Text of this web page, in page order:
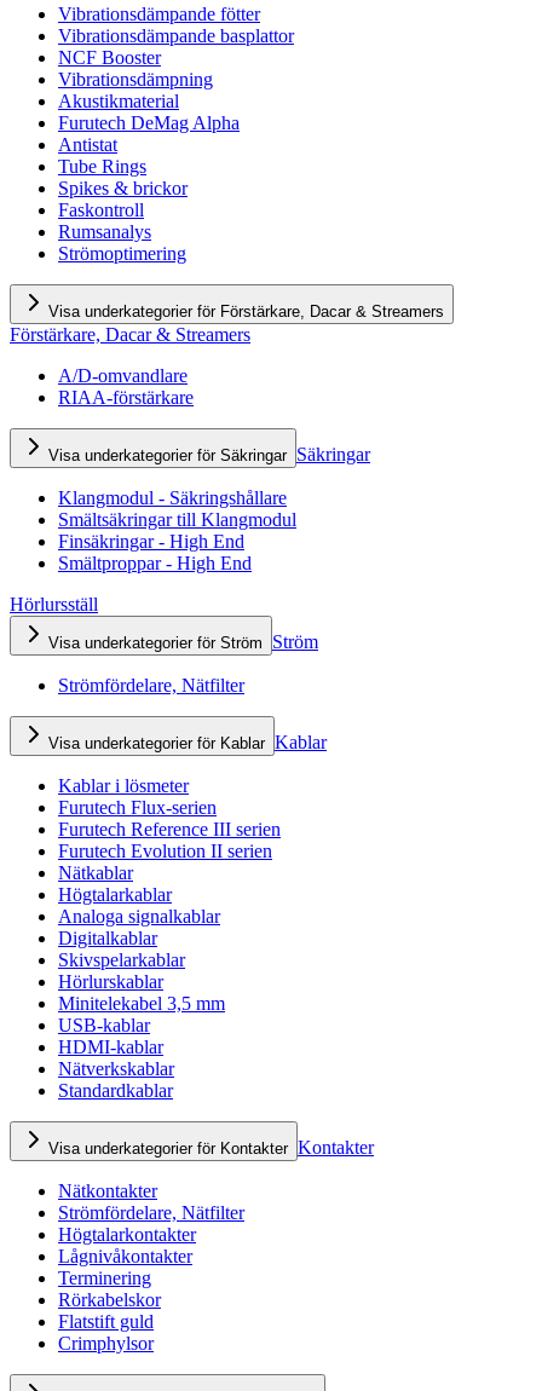
Vibrationsdämpande fötter
Vibrationsdämpande basplattor
NCF Booster
Vibrationsdämpning
Akustikmaterial
Furutech DeMag Alpha
Antistat
Tube Rings
Spikes & brickor
Faskontroll
Rumsanalys
Strömoptimering
Visa underkategorier för Förstärkare, Dacar & Streamers
Förstärkare, Dacar & Streamers
A/D-omvandlare
RIAA-förstärkare
Visa underkategorier för Säkringar Säkringar
Klangmodul - Säkringshållare
Smältsäkringar till Klangmodul
Finsäkringar - High End
Smältproppar - High End
Hörlursställ
Visa underkategorier för Ström Ström
Strömfördelare, Nätfilter
Visa underkategorier för Kablar Kablar
Kablar i lösmeter
Furutech Flux-serien
Furutech Reference III serien
Furutech Evolution II serien
Nätkablar
Högtalarkablar
Analoga signalkablar
Digitalkablar
Skivspelarkablar
Hörlurskablar
Minitelekabel 3,5 mm
USB-kablar
HDMI-kablar
Nätverkskablar
Standardkablar
Visa underkategorier för Kontakter Kontakter
Nätkontakter
Strömfördelare, Nätfilter
Högtalarkontakter
Lågnivåkontakter
Terminering
Rörkabelskor
Flatstift guld
Crimphylsor